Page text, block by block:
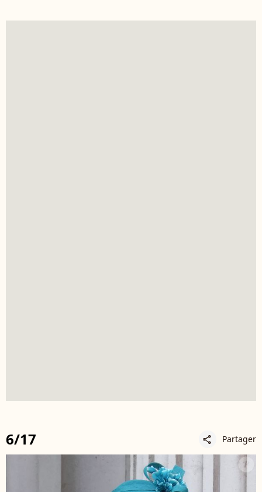
6/17 share Partager